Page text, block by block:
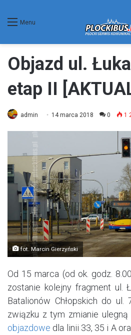
Menu
Objazd ul.
etap II
admin 14 marca 2018 0 1
fot. Marcin Gierzyński
Od 15 marca (od ok. godz.
zostanie kolejny fragment ul.
Batalionów Chłopskich do
związku z tym zmianie ulegną
objazdowe dla linii 33, 35 i A